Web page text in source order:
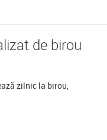
de birou
zilnic la birou,